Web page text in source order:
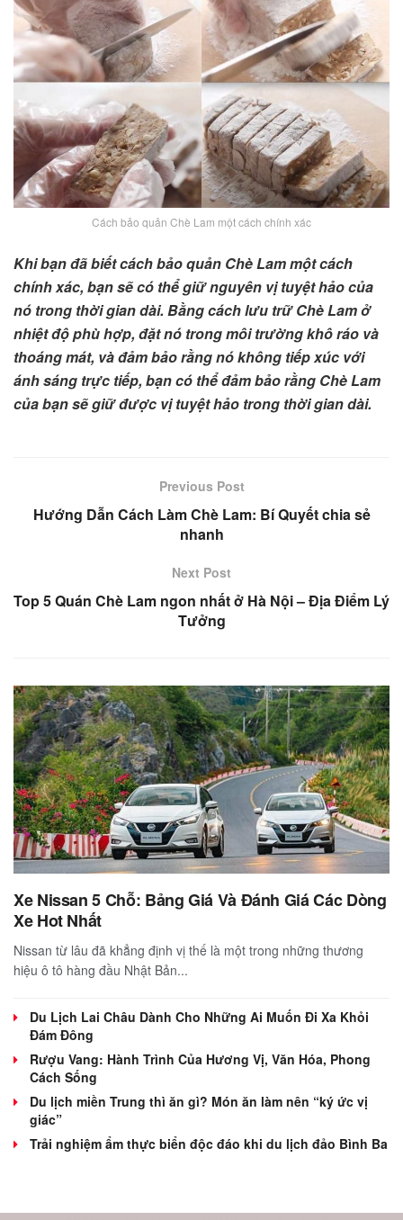
Cách bảo quản Chè Lam một cách chính xác
Khi bạn đã biết cách bảo quản Chè Lam một cách
chính xác, bạn sẽ có thể giữ nguyên vị tuyệt hảo của
nó trong thời gian dài. Bằng cách lưu trữ Chè Lam ở
nhiệt độ phù hợp, đặt nó trong môi trường khô ráo và
thoáng mát, và đảm bảo rằng nó không tiếp xúc với
ánh sáng trực tiếp, bạn có thể đảm bảo rằng Chè Lam
của bạn sẽ giữ được vị tuyệt hảo trong thời gian dài.
Previous Post
Hướng Dẫn Cách Làm Chè Lam: Bí Quyết chia sẻ
nhanh
Next Post
Top 5 Quán Chè Lam ngon nhất ở Hà Nội – Địa Điểm Lý
Tưởng
Xe Nissan 5 Chỗ: Bảng Giá Và Đánh Giá Các Dòng
Xe Hot Nhất
Nissan từ lâu đã khẳng định vị thế là một trong những thương
hiệu ô tô hàng đầu Nhật Bản...
Du Lịch Lai Châu Dành Cho Những Ai Muốn Đi Xa Khỏi
Đám Đông
Rượu Vang: Hành Trình Của Hương Vị, Văn Hóa, Phong
Cách Sống
Du lịch miền Trung thì ăn gì? Món ăn làm nên “ký ức vị
giác”
Trải nghiệm ẩm thực biển độc đáo khi du lịch đảo Bình Ba